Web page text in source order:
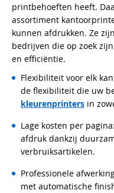
printbehoeften heeft.
assortiment
kunnen afdrukken. Ze
bedrijven die op zoek
en efficiëntie.
Flexibiliteit voor elk
de flexibiliteit die uw
kleurenprinters in
Lage kosten per
afdruk dankzij
verbruiksartikelen.
Professionele
met automatische